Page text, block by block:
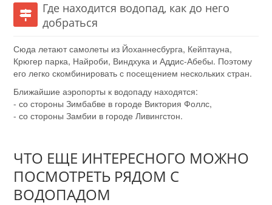
Где находится водопад, как до него
добраться
Сюда летают самолеты из Йоханнесбурга, Кейптауна,
Крюгер парка, Найроби, Виндхука и Аддис-Абебы. Поэтому
его легко скомбинировать с посещением нескольких стран.
Ближайшие аэропорты к водопаду находятся:
- со стороны Зимбабве в городе Виктория Фоллс,
- со стороны Замбии в городе Ливингстон.
ЧТО ЕЩЕ ИНТЕРЕСНОГО МОЖНО
ПОСМОТРЕТЬ РЯДОМ С
ВОДОПАДОМ